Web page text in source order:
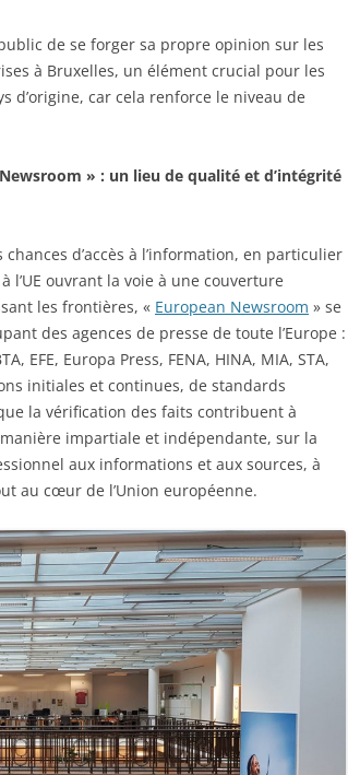
de se forger sa propre opinion sur les
à Bruxelles, un élément crucial pour les
d’origine, car cela renforce le niveau de
» : un lieu de qualité et d’intégrité
d’accès à l’information, en particulier
l’UE ouvrant la voie à une couverture
les frontières, « European Newsroom » se
des agences de presse de toute l’Europe :
EFE, Europa Press, FENA, HINA, MIA, STA,
initiales et continues, de standards
la vérification des faits contribuent à
impartiale et indépendante, sur la
aux informations et aux sources, à
au cœur de l’Union européenne.